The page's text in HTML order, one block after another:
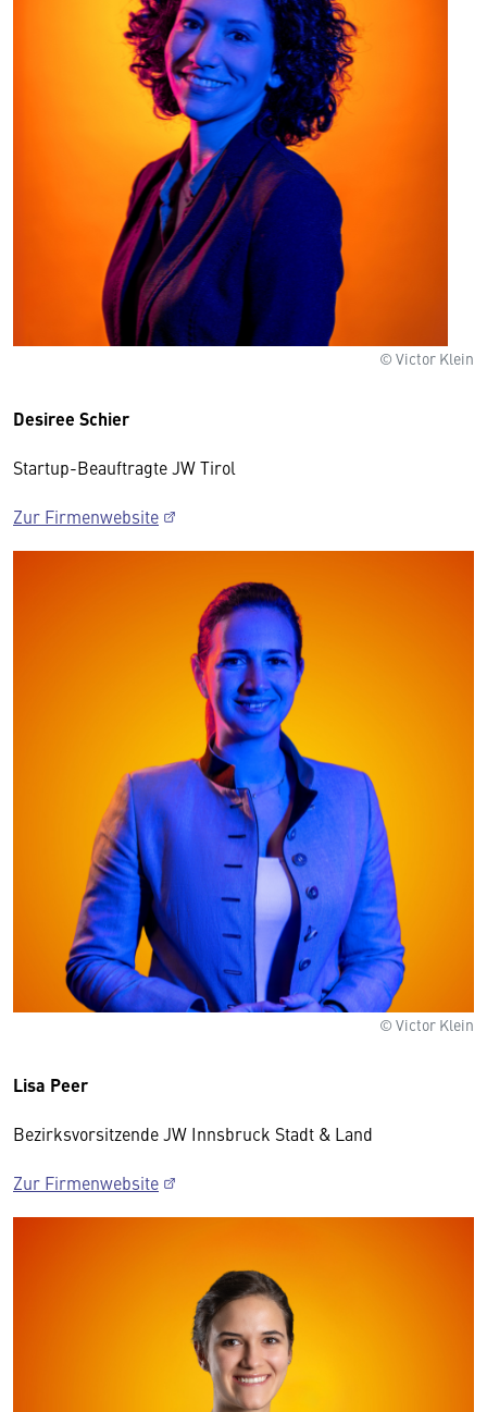
© Victor Klein
Desiree Schier
Startup-Beauftragte JW Tirol
Zur Firmenwebsite
© Victor Klein
Lisa Peer
Bezirksvorsitzende JW Innsbruck Stadt & Land
Zur Firmenwebsite